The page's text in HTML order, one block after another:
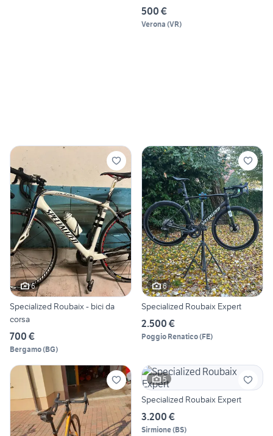
500 €
Verona (VR)
6
Specialized Roubaix - bici da
corsa
700 €
Bergamo(BG)
6
Specialized Roubaix Expert
2.500 €
Poggio Renatico(FE)
5
Specialized Roubaix Expert
3.200 €
Sirmione(BS)